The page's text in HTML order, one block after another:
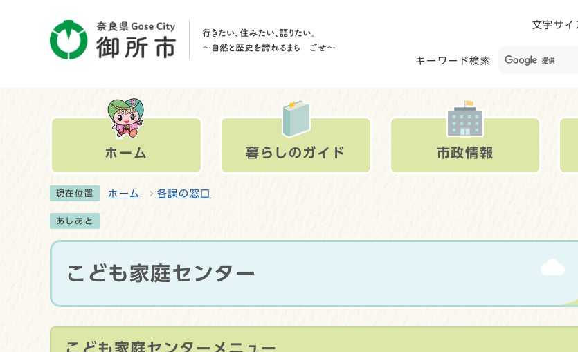
文字サイ
キーワード検索
ホーム 暮らしのガイド 市政情報
現在位置 ホーム 各課の窓口
あしあと
こども家庭センター
こども家庭センターメニュー